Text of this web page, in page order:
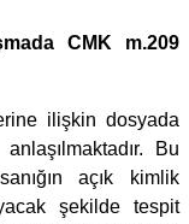
CMK m.209
ilişkin dosyada
Bu
açık kimlik
şekilde tespit